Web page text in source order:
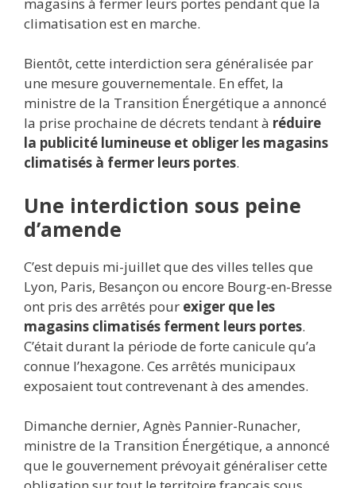
k p
climatisation est en marche.
Bientôt, cette interdiction sera généralisée par
une mesure gouvernementale. En effet, la
ministre de la Transition Énergétique a annoncé
la prise prochaine de décrets tendant à réduire
la publicité lumineuse et obliger les magasins
climatisés à fermer leurs portes.
Une interdiction sous peine
d’amende
C’est depuis mi-juillet que des villes telles que
Lyon, Paris, Besançon ou encore Bourg-en-Bresse
ont pris des arrêtés pour exiger que les
magasins climatisés ferment leurs portes.
C’était durant la période de forte canicule qu’a
connue l’hexagone. Ces arrêtés municipaux
exposaient tout contrevenant à des amendes.
Dimanche dernier, Agnès Pannier-Runacher,
ministre de la Transition Énergétique, a annoncé
que le gouvernement prévoyait généraliser cette